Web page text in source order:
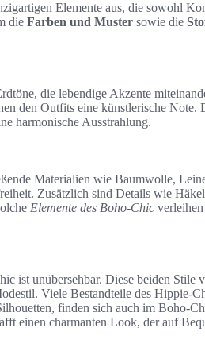
Elemente aus, die sowohl
die Farben und Muster sowie die
die lebendige Akzente
den Outfits eine künstlerische Note.
harmonische Ausstrahlung.
Materialien wie Baumwolle,
Zusätzlich sind Details wie
Elemente des Boho-Chic
ist unübersehbar. Diese beiden Stile
Viele Bestandteile des Hippie-
finden sich auch im Boho-
einen charmanten Look, der auf